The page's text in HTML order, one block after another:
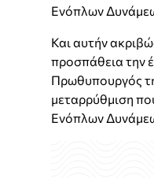
Ενόπλων
Και αυτήν
προσπάθεια την
Πρωθυπουργός
μεταρρύθμιση
Ενόπλων